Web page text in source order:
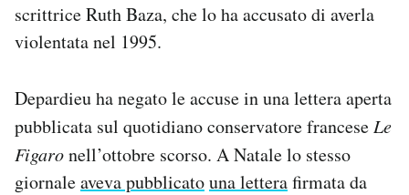
scrittrice Ruth Baza, che lo ha accusato di averla
violentata nel 1995.
Depardieu ha negato le accuse in una lettera aperta
pubblicata sul quotidiano conservatore francese Le
Figaronell’ottobre scorso. A Natale lo stesso
giornaleaveva pubblicatouna letterafirmata da